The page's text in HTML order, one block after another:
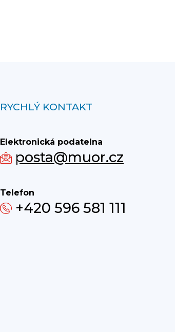
RYCHLÝ KONTAKT
Elektronická podatelna
posta@muor.cz
Telefon
+420 596 581 111